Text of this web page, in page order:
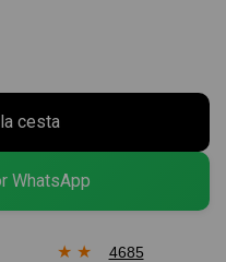
cesta
WhatsApp
★ ★
4685